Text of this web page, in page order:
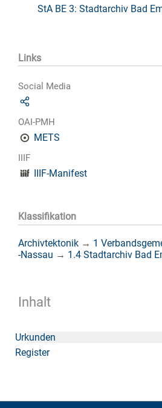
StA BE 3: Stadtarchiv Bad
Links
Social Media
OAI-PMH
METS
IIIF
IIIF-Manifest
Klassifikation
Archivtektonik → 1
-Nassau → 1.4 Stadtarchiv Bad
Inhalt
Urkunden
Register